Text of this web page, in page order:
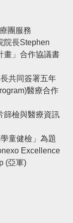
團服務
院長Stephen
畫」合作協議書
共同簽署五年
醫療合作
篩檢與醫療資訊
童健檢」為題
Excellence
(亞軍)